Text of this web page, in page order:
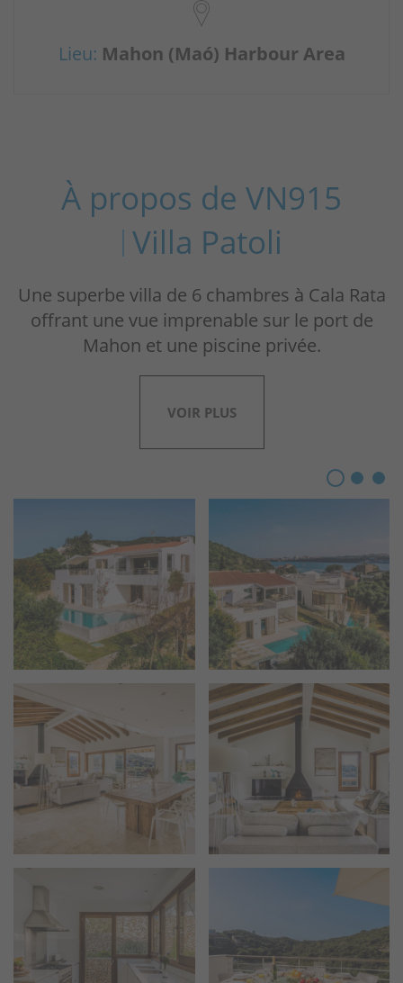
Lieu: Mahon (Maó) Harbour Area
À propos de VN915
Villa Patoli
Une superbe villa de 6 chambres à Cala Rata
offrant une vue imprenable sur le port de
Mahon et une piscine privée.
VOIR PLUS